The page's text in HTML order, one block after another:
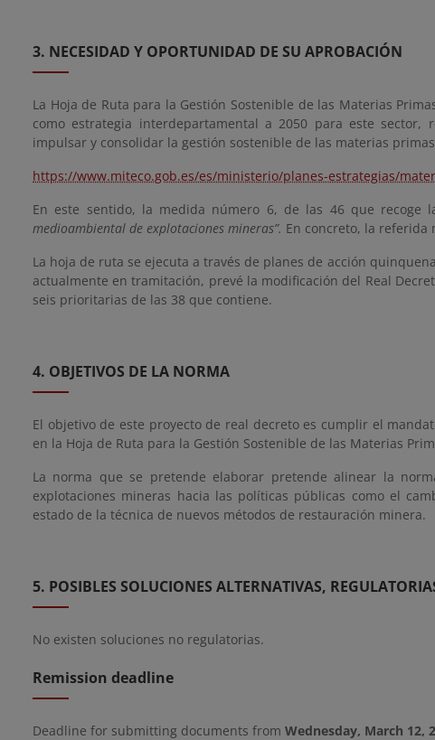
3. NECESIDAD Y OPORTUNIDAD DE SU APROBACIÓN
La Hoja de Ruta para la Gestión Sostenible de las Materias
como estrategia interdepartamental a 2050 para este
impulsar y consolidar la gestión sostenible de las materias
https://www.miteco.gob.es/es/ministerio/planes-estrategias/
En este sentido, la medida número 6, de las 46 que recoge
medioambiental de explotaciones mineras”. En concreto, la referida
La hoja de ruta se ejecuta a través de planes de acción
actualmente en tramitación, prevé la modificación del Real
seis prioritarias de las 38 que contiene.
4. OBJETIVOS DE LA NORMA
El objetivo de este proyecto de real decreto es cumplir el
en la Hoja de Ruta para la Gestión Sostenible de las Materias
La norma que se pretende elaborar pretende alinear la
explotaciones mineras hacia las políticas públicas como el
estado de la técnica de nuevos métodos de restauración minera.
5. POSIBLES SOLUCIONES ALTERNATIVAS,
No existen soluciones no regulatorias.
Remission deadline
Deadline for submitting documents from Wednesday, March 12,